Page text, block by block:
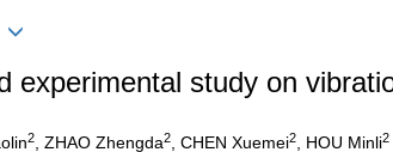
experimental study on
2 , ZHAO Zhengda2 , CHEN Xuemei2 , HOU Minli2